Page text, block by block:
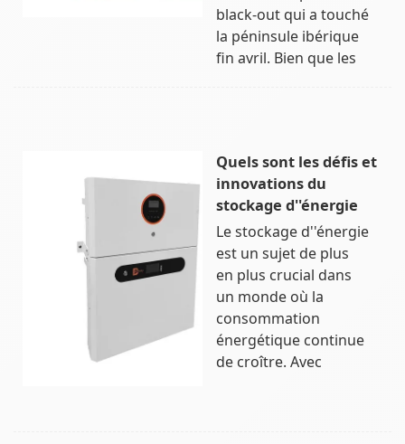
black-out qui a touché
la péninsule ibérique
fin avril. Bien que les
Quels sont les défis et
innovations du
stockage d''énergie
Le stockage d''énergie
est un sujet de plus
en plus crucial dans
un monde où la
consommation
énergétique continue
de croître. Avec